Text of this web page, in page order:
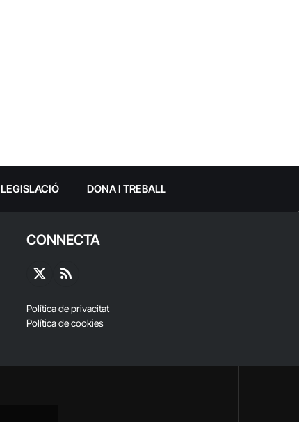
LEGISLACIÓ DONA I TREBALL
CONNECTA
X
RSS
Política de privacitat
Política de cookies